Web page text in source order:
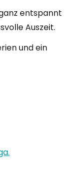
entspannt
Auszeit.
und ein